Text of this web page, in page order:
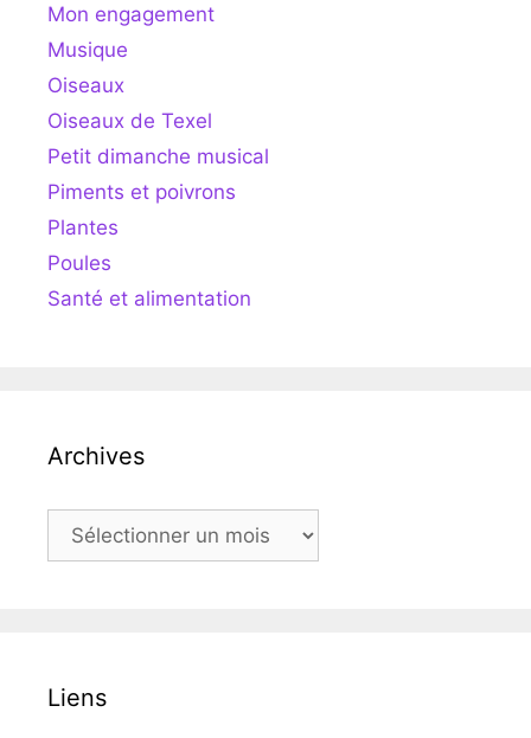
Mon engagement
Musique
Oiseaux
Oiseaux de Texel
Petit dimanche musical
Piments et poivrons
Plantes
Poules
Santé et alimentation
Archives
Archives
Liens